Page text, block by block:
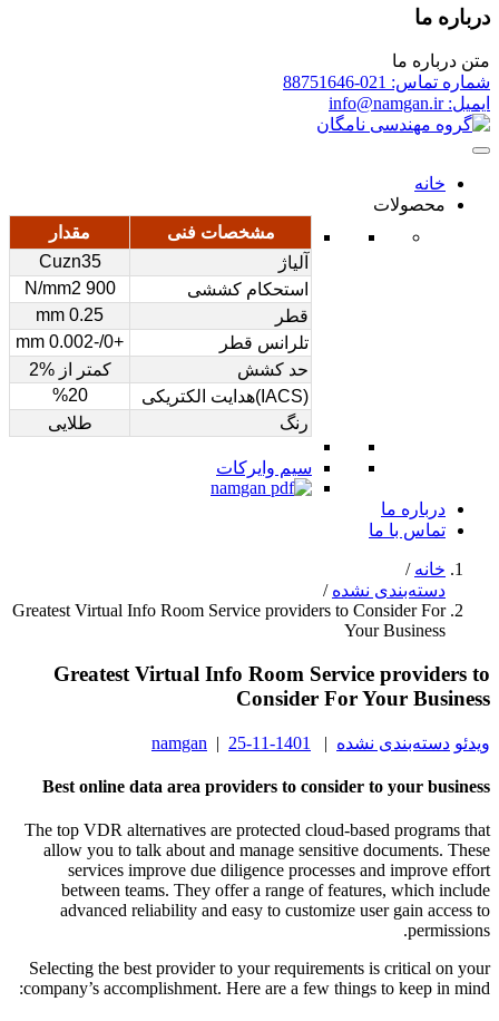
درباره ما
متن درباره ما
شماره تماس: 021-88751646
ایمیل: info@namgan.ir
خانه
محصولات
مشخصات فنی
مقدار
آلیاژ
Cuzn35
استحکام کششی
900 N/mm2
قطر
0.25 mm
تلرانس قطر
+0/-0.002 mm
حد کشش
کمتر از %2
(IACS)هدایت الکتریکی
%20
رنگ
طلایی
سیم وایرکات
درباره ما
تماس با ما
خانه /
دسته‌بندی نشده /
Greatest Virtual Info Room Service providers to Consider For
Your Business
Greatest Virtual Info Room Service providers to
Consider For Your Business
ویدئو دسته‌بندی نشده |
1401-11-25
|
namgan
Best online data area providers to consider to your business
The top VDR alternatives are protected cloud-based programs that
allow you to talk about and manage sensitive documents. These
services improve due diligence processes and improve effort
between teams. They offer a range of features, which include
advanced reliability and easy to customize user gain access to
permissions.
Selecting the best provider to your requirements is critical on your
company’s accomplishment. Here are a few things to keep in mind: